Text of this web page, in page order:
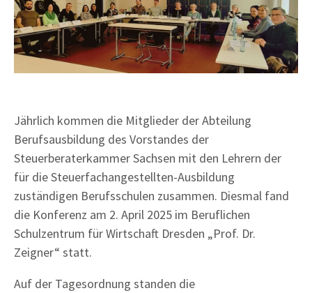
Jährlich kommen die Mitglieder der Abteilung
Berufsausbildung des Vorstandes der
Steuerberaterkammer Sachsen mit den Lehrern der
für die Steuerfachangestellten-Ausbildung
zuständigen Berufsschulen zusammen. Diesmal fand
die Konferenz am 2. April 2025 im Beruflichen
Schulzentrum für Wirtschaft Dresden „Prof. Dr.
Zeigner“ statt.
Auf der Tagesordnung standen die